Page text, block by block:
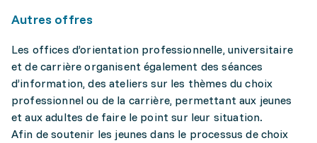
Autres offres
Les offices d’orientation professionnelle, universitaire
et de carrière organisent également des séances
d’information, des ateliers sur les thèmes du choix
professionnel ou de la carrière, permettant aux jeunes
et aux adultes de faire le point sur leur situation.
Afin de soutenir les jeunes dans le processus de choix